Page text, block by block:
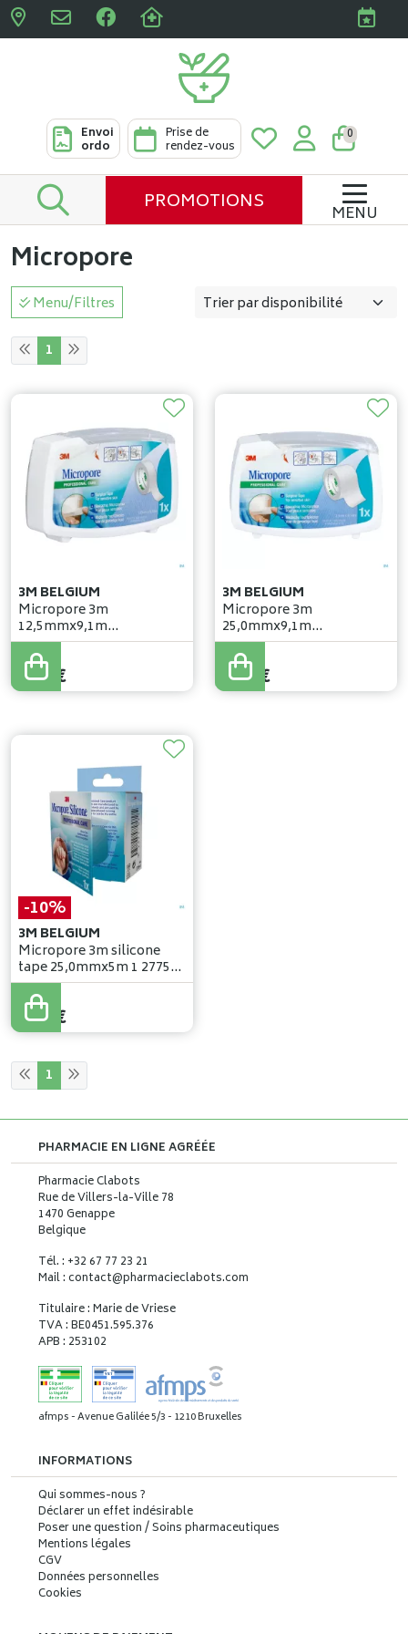
Pharmacies Clabots &
Envoi
ordo
Prise de
rendez-vous
0
PROMOTIONS MENU
Micropore
Menu/Filtres
1
3M BELGIUM
Micropore 3m
12,5mmx9,1m
nouv.derouleur 1530p-0d
2,57 €
3M BELGIUM
Micropore 3m
25,0mmx9,1m
nouv.derouleur 1530p-1d
3,79 €
-10%
3M BELGIUM
Micropore 3m silicone
tape 25,0mmx5m 1 2775p-
1
8,50€
7,65 €
1
PHARMACIE EN LIGNE AGRÉÉE
Pharmacie Clabots
Rue de Villers-la-Ville 78
1470 Genappe
Belgique
Tél. : +32 67 77 23 21
Mail : contact@pharmacieclabots.com
Titulaire : Marie de Vriese
TVA : BE0451.595.376
APB : 253102
afmps - Avenue Galilée 5/3 - 1210 Bruxelles
INFORMATIONS
Qui sommes-nous ?
Déclarer un effet indésirable
Poser une question / Soins pharmaceutiques
Mentions légales
CGV
Données personnelles
Cookies